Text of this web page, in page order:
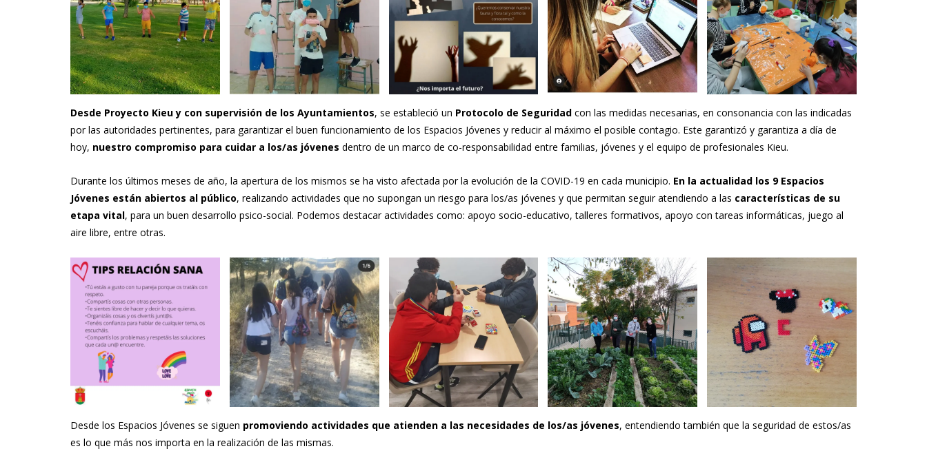
Desde Proyecto Kieu y con supervisión de los Ayuntamientos, se estableció un Protocolo de Seguridad con las medidas necesarias, en consonancia con las indicadas
por las autoridades pertinentes, para garantizar el buen funcionamiento de los Espacios Jóvenes y reducir al máximo el posible contagio. Este garantizó y garantiza a día de
hoy, nuestro compromiso para cuidar a los/as jóvenes dentro de un marco de co-responsabilidad entre familias, jóvenes y el equipo de profesionales Kieu.
Durante los últimos meses de año, la apertura de los mismos se ha visto afectada por la evolución de la COVID-19 en cada municipio. En la actualidad los 9 Espacios
Jóvenes están abiertos al público, realizando actividades que no supongan un riesgo para los/as jóvenes y que permitan seguir atendiendo a las características de su
etapa vital, para un buen desarrollo psico-social. Podemos destacar actividades como: apoyo socio-educativo, talleres formativos, apoyo con tareas informáticas, juego al
aire libre, entre otras.
Desde los Espacios Jóvenes se siguen promoviendo actividades que atienden a las necesidades de los/as jóvenes, entendiendo también que la seguridad de estos/as
es lo que más nos importa en la realización de las mismas.